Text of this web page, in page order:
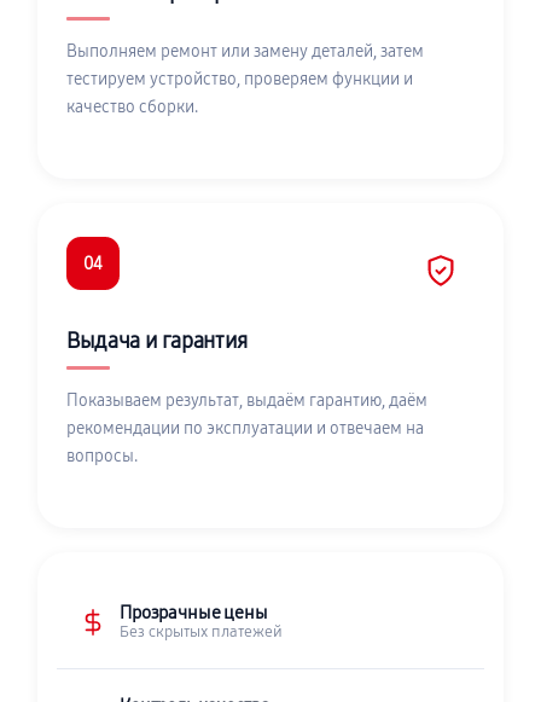
Выполняем ремонт или замену деталей, затем
тестируем устройство, проверяем функции и
качество сборки.
04
Выдача и гарантия
Показываем результат, выдаём гарантию, даём
рекомендации по эксплуатации и отвечаем на
вопросы.
Прозрачные цены
Без скрытых платежей